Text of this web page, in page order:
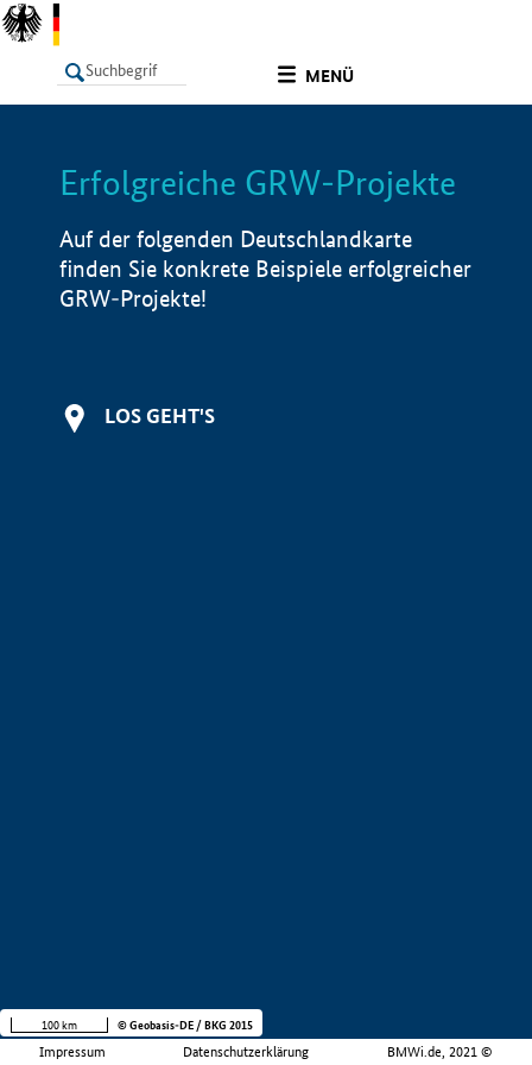
MENÜ
LISTE Info
Erfolgreiche GRW-Projekte
Auf der folgenden Deutschlandkarte
finden Sie konkrete Beispiele erfolgreicher
GRW-Projekte!
LOS GEHT'S
Impressum Datenschutzerklärung BMWi.de, 2021 ©
100 km © Geobasis-DE / BKG 2015